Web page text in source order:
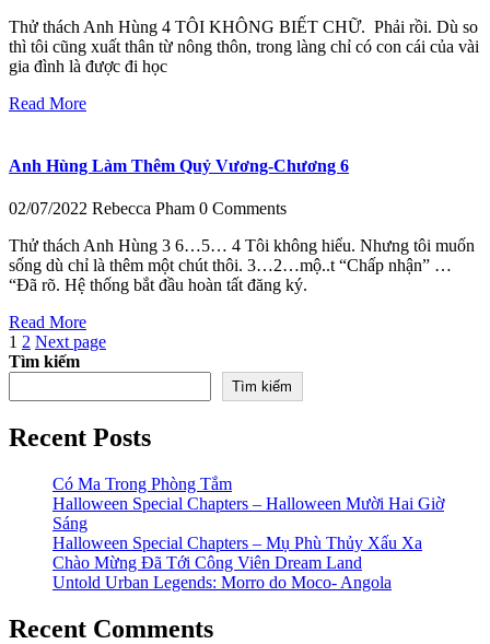
Thử thách Anh Hùng 4 TÔI KHÔNG BIẾT CHỮ. Phải rồi. Dù so
thì tôi cũng xuất thân từ nông thôn, trong làng chỉ có con cái của vài
gia đình là được đi học
Read More
Anh Hùng Làm Thêm Quỷ Vương-Chương 6
02/07/2022 Rebecca Pham 0 Comments
Thử thách Anh Hùng 3 6…5… 4 Tôi không hiểu. Nhưng tôi muốn
sống dù chỉ là thêm một chút thôi. 3…2…mộ..t “Chấp nhận” …
“Đã rõ. Hệ thống bắt đầu hoàn tất đăng ký.
Read More
Phân
trang
bài
viết
Page
1 Page
2 Next page
Tìm kiếm
Tìm kiếm
Recent Posts
Có Ma Trong Phòng Tắm
Halloween Special Chapters – Halloween Mười Hai Giờ
Sáng
Halloween Special Chapters – Mụ Phù Thủy Xấu Xa
Chào Mừng Đã Tới Công Viên Dream Land
Untold Urban Legends: Morro do Moco- Angola
Recent Comments